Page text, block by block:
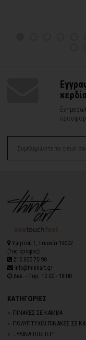
Υμηττού 1, Παιανία 19002
(1ος όροφος)
210.300.70.90
info@thinkart.gr
Δευ. - Παρ. 10:00 - 18:00
ΚΑΤΗΓΟΡΙΕΣ
ΠΙΝΑΚΕΣ ΣΕ ΚΑΜΒΑ
ΠΟΛΥΠΤΥΧΟΙ ΠΙΝΑΚΕΣ ΣΕ
ΞΥΛΙΝΑ ΠΟΣΤΕΡ